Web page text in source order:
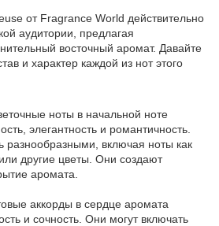
от Fragrance World действительно
аудитории, предлагая
восточный аромат. Давайте
и характер каждой из нот этого
ноты в начальной ноте
элегантность и романтичность.
разнообразными, включая ноты как
другие цветы. Они создают
аромата.
аккорды в сердце аромата
и сочность. Они могут включать